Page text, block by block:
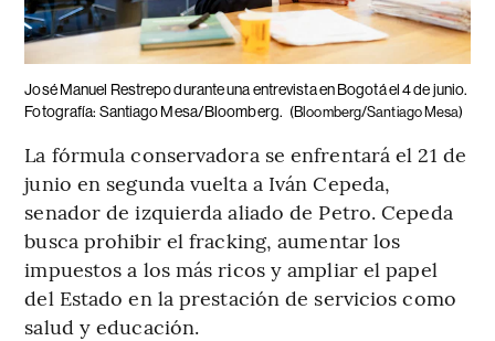
José Manuel Restrepo durante una entrevista en Bogotá el 4 de junio.
Fotografía: Santiago Mesa/Bloomberg. (Bloomberg/Santiago Mesa)
La fórmula conservadora se enfrentará el 21 de
junio en segunda vuelta a Iván Cepeda,
senador de izquierda aliado de Petro. Cepeda
busca prohibir el fracking, aumentar los
impuestos a los más ricos y ampliar el papel
del Estado en la prestación de servicios como
salud y educación.